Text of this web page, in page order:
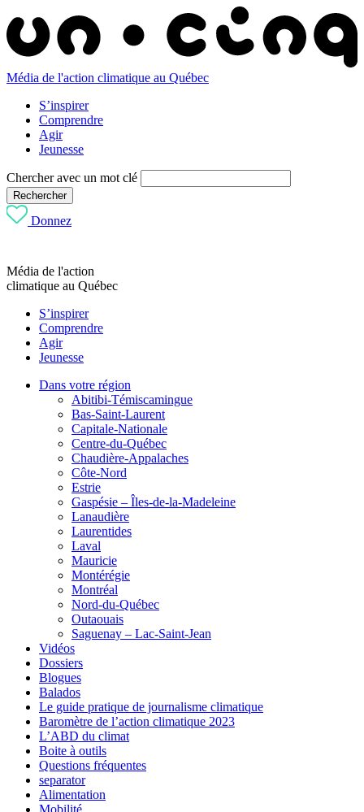
Média de l'action climatique au Québec
S’inspirer
Comprendre
Agir
Jeunesse
Chercher avec un mot clé
Rechercher
Donnez
Média de l'action
climatique au Québec
S’inspirer
Comprendre
Agir
Jeunesse
Dans votre région
Abitibi-Témiscamingue
Bas-Saint-Laurent
Capitale-Nationale
Centre-du-Québec
Chaudière-Appalaches
Côte-Nord
Estrie
Gaspésie – Îles-de-la-Madeleine
Lanaudière
Laurentides
Laval
Mauricie
Montérégie
Montréal
Nord-du-Québec
Outaouais
Saguenay – Lac-Saint-Jean
Vidéos
Dossiers
Blogues
Balados
Le guide pratique de journalisme climatique
Baromètre de l’action climatique 2023
L’ABD du climat
Boite à outils
Questions fréquentes
separator
Alimentation
Mobilité